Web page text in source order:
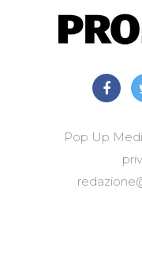
Pop Up